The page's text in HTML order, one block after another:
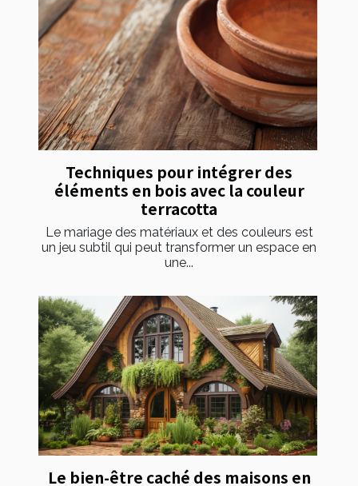
Techniques pour intégrer des
éléments en bois avec la couleur
terracotta
Le mariage des matériaux et des couleurs est
un jeu subtil qui peut transformer un espace en
une...
Le bien-être caché des maisons en